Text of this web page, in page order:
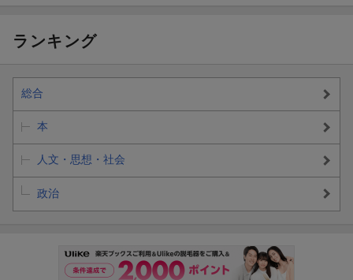
ランキング
総合
本
人文・思想・社会
政治